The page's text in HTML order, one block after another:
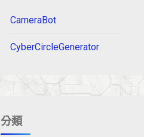
CameraBot
CyberCircleGenerator
分類